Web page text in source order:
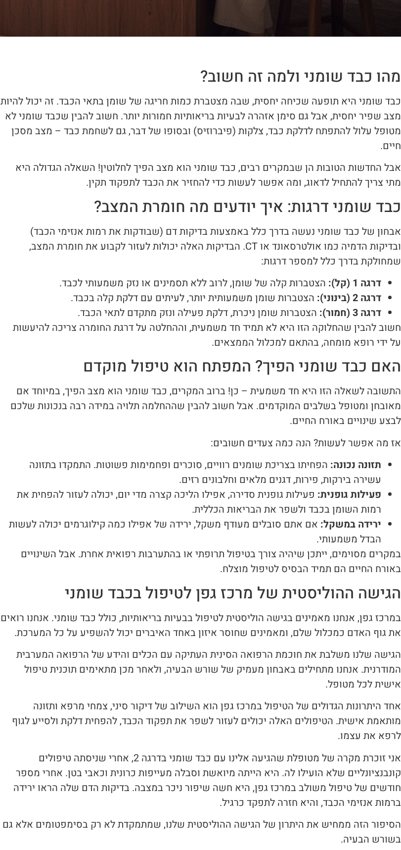
מהו כבד שומני ולמה זה חשוב?
כבד שומני היא תופעה שכיחה יחסית, שבה מצטברת כמות חריגה של שומן בתאי הכבד. זה יכול להיות
מצב שפיר יחסית, אבל גם סימן אזהרה לבעיות בריאותיות חמורות יותר. חשוב להבין שכבד שומני לא
מטופל עלול להתפתח לדלקת כבד, צלקות (פיברוזיס) ובסופו של דבר, גם לשחמת כבד – מצב מסכן
חיים.
אבל החדשות הטובות הן שבמקרים רבים, כבד שומני הוא מצב הפיך לחלוטין! השאלה הגדולה היא
מתי צריך להתחיל לדאוג, ומה אפשר לעשות כדי להחזיר את הכבד לתפקוד תקין.
כבד שומני דרגות: איך יודעים מה חומרת המצב?
אבחון של כבד שומני נעשה בדרך כלל באמצעות בדיקות דם (שבודקות את רמות אנזימי הכבד)
ובדיקות הדמיה כמו אולטרסאונד או CT. הבדיקות האלה יכולות לעזור לקבוע את חומרת המצב,
שמחולקת בדרך כלל למספר דרגות:
דרגה 1 (קל):
הצטברות קלה של שומן, לרוב ללא תסמינים או נזק משמעותי לכבד.
דרגה 2 (בינוני):
הצטברות שומן משמעותית יותר, לעיתים עם דלקת קלה בכבד.
דרגה 3 (חמור):
הצטברות שומן ניכרת, דלקת פעילה ונזק מתקדם לתאי הכבד.
חשוב להבין שהחלוקה הזו היא לא תמיד חד משמעית, וההחלטה על דרגת החומרה צריכה להיעשות
על ידי רופא מומחה, בהתאם למכלול הממצאים.
האם כבד שומני הפיך? המפתח הוא טיפול מוקדם
התשובה לשאלה הזו היא חד משמעית – כן! ברוב המקרים, כבד שומני הוא מצב הפיך, במיוחד אם
מאובחן ומטופל בשלבים המוקדמים. אבל חשוב להבין שההחלמה תלויה במידה רבה בנכונות שלכם
לבצע שינויים באורח החיים.
אז מה אפשר לעשות? הנה כמה צעדים חשובים:
תזונה נכונה: הפחיתו בצריכת שומנים רוויים, סוכרים ופחמימות פשוטות. התמקדו בתזונה
עשירה בירקות, פירות, דגנים מלאים וחלבונים רזים.
פעילות גופנית: פעילות גופנית סדירה, אפילו הליכה קצרה מדי יום, יכולה לעזור להפחית את
רמות השומן בכבד ולשפר את הבריאות הכללית.
ירידה במשקל: אם אתם סובלים מעודף משקל, ירידה של אפילו כמה קילוגרמים יכולה לעשות
הבדל משמעותי.
במקרים מסוימים, ייתכן שיהיה צורך בטיפול תרופתי או בהתערבות רפואית אחרת. אבל השינויים
באורח החיים הם תמיד הבסיס לטיפול מוצלח.
הגישה ההוליסטית של מרכז גפן לטיפול בכבד שומני
במרכז גפן, אנחנו מאמינים בגישה הוליסטית לטיפול בבעיות בריאותיות, כולל כבד שומני. אנחנו רואים
את גוף האדם כמכלול שלם, ומאמינים שחוסר איזון באחד האיברים יכול להשפיע על כל המערכת.
הגישה שלנו משלבת את חוכמת הרפואה הסינית העתיקה עם הכלים והידע של הרפואה המערבית
המודרנית. אנחנו מתחילים באבחון מעמיק של שורש הבעיה, ולאחר מכן מתאימים תוכנית טיפול
אישית לכל מטופל.
אחד היתרונות הגדולים של הטיפול במרכז גפן הוא השילוב של דיקור סיני, צמחי מרפא ותזונה
מותאמת אישית. הטיפולים האלה יכולים לעזור לשפר את תפקוד הכבד, להפחית דלקת ולסייע לגוף
לרפא את עצמו.
אני זוכרת מקרה של מטופלת שהגיעה אלינו עם כבד שומני בדרגה 2, אחרי שניסתה טיפולים
קונבנציונליים שלא הועילו לה. היא הייתה מיואשת וסבלה מעייפות כרונית וכאבי בטן. אחרי מספר
חודשים של טיפול משולב במרכז גפן, היא חשה שיפור ניכר במצבה. בדיקות הדם שלה הראו ירידה
ברמות אנזימי הכבד, והיא חזרה לתפקד כרגיל.
הסיפור הזה ממחיש את היתרון של הגישה ההוליסטית שלנו, שמתמקדת לא רק בסימפטומים אלא גם
בשורש הבעיה.